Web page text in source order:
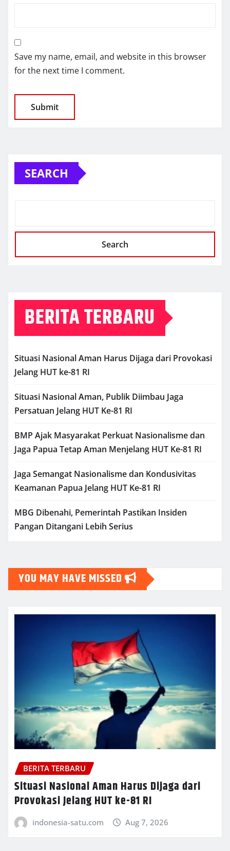
Save my name, email, and website in this browser
for the next time I comment.
SEARCH
Search
BERITA TERBARU
Situasi Nasional Aman Harus Dijaga dari Provokasi
Jelang HUT ke-81 RI
Situasi Nasional Aman, Publik Diimbau Jaga
Persatuan Jelang HUT Ke-81 RI
BMP Ajak Masyarakat Perkuat Nasionalisme dan
Jaga Papua Tetap Aman Menjelang HUT Ke-81 RI
Jaga Semangat Nasionalisme dan Kondusivitas
Keamanan Papua Jelang HUT Ke-81 RI
MBG Dibenahi, Pemerintah Pastikan Insiden
Pangan Ditangani Lebih Serius
YOU MAY HAVE MISSED
BERITA TERBARU
Situasi Nasional Aman Harus Dijaga dari
Provokasi Jelang HUT ke-81 RI
indonesia-satu.com Aug 7, 2026